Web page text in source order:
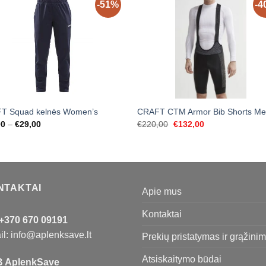
-51%
Squad kelnės Women’s
– €29,00Price
-
CRAFT CTM Armor Bib Shorts
€220,00 Original
€132,00Current
670 09191
info@aplenksave.lt
AplenkSave
Apie mus
Kontaktai
Prekių pristatymas ir
Atsiskaitymo būdai